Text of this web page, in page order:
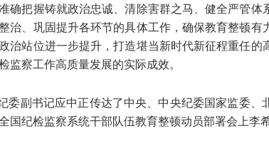
确把握铸就政治忠诚、清除害群之马、健全严管
治、巩固提升各环节的具体工作，确保教育整顿
治站位进一步提升，打造堪当新时代新征程重任
监察工作高质量发展的实际成效。
委副书记应中正传达了中央、中央纪委国家监委、
国纪检监察系统干部队伍教育整顿动员部署会上李